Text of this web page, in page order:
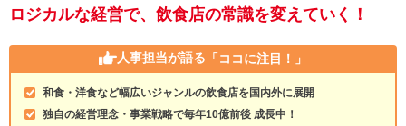
ロジカルな経営で、飲食店の常識を変えていく！
人事担当が語る 「ココに注目！」
和食・洋食など幅広いジャンルの飲食店を国内外に展開
独自の経営理念・事業戦略で毎年10億前後 成長中！